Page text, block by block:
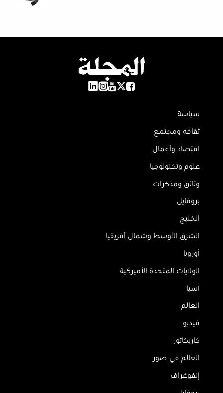
سياسة
ثقافة ومجتمع
اقتصاد وأعمال
علوم وتكنولوجيا
وثائق ومذكرات
بروفايل
الخليج
الشرق الأوسط وشمال أفريقيا
أوروبا
الولايات المتحدة الأميركية
آسيا
العالم
فيديو
كاريكاتور
العالم في صور
إنفوغراف